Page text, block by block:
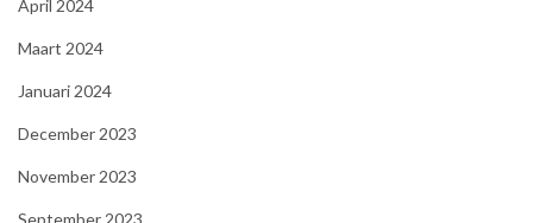
April 2024
Maart 2024
Januari 2024
December 2023
November 2023